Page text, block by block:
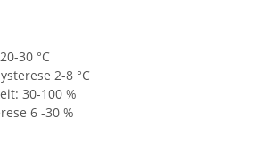
30 °C
2-8 °C
30-100 %
6 -30 %